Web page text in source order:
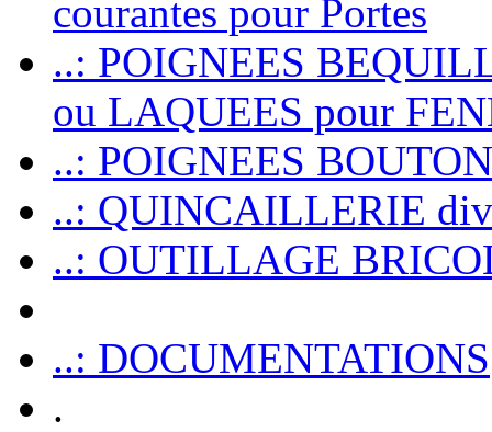
courantes pour Portes
..: POIGNEES
ou LAQUEES pour
..: POIGNEES
..: QUINCAILLERIE
..: OUTILLAGE
..: DOCUMENTATIONS
.